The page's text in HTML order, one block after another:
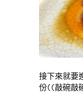
接下來就要
份((敲碗敲